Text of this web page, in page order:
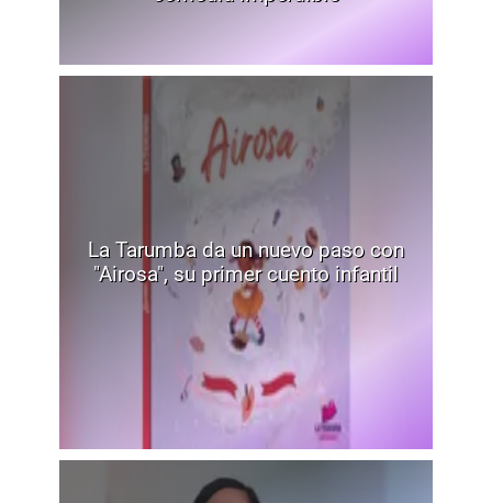
La Tarumba da un nuevo paso con
"Airosa", su primer cuento infantil